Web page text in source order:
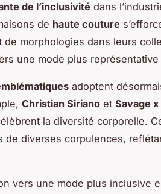
de l’inclusivité dans
de haute couture
morphologies dans leurs
une mode plus
adoptent
Christian Siriano et Savage
la diversité corporelle.
de diverses corpulences,
vers une mode plus inclusive